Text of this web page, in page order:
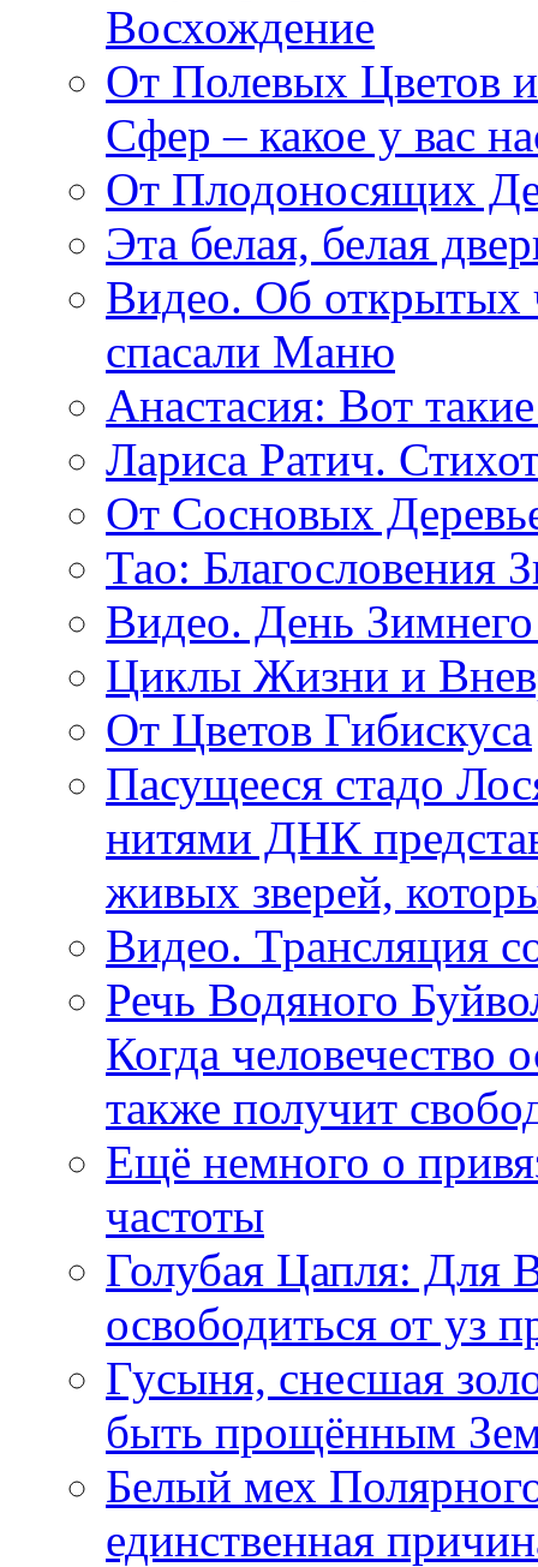
Восхождение
От Полевых Цветов
Сфер – какое у вас
От Плодоносящих
Эта белая, белая
Видео. Об открытых
спасали Маню
Анастасия: Вот
Лариса Ратич.
От Сосновых
Тао: Благословения
Видео. День
Циклы Жизни и
От Цветов Гибискуса
Пасущееся стадо
нитями ДНК
живых зверей,
Видео. Трансляция
Речь Водяного
Когда человечество
также получит
Ещё немного о
частоты
Голубая Цапля: Для
освободиться от уз
Гусыня, снесшая
быть прощённым
Белый мех
единственная